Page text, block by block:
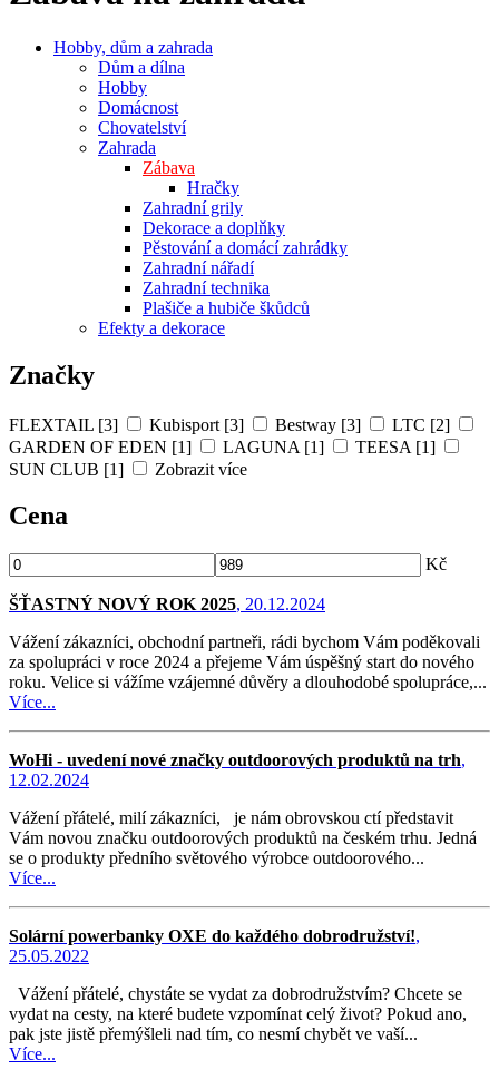
Hobby, dům a zahrada
Dům a dílna
Hobby
Domácnost
Chovatelství
Zahrada
Zábava
Hračky
Zahradní grily
Dekorace a doplňky
Pěstování a domácí zahrádky
Zahradní nářadí
Zahradní technika
Plašiče a hubiče škůdců
Efekty a dekorace
Značky
FLEXTAIL [3] Kubisport [3] Bestway [3]
LTC [2]
GARDEN OF EDEN [1]
LAGUNA [1]
TEESA [1]
SUN CLUB [1]
Zobrazit více
Cena
Kč
ŠŤASTNÝ NOVÝ ROK 2025, 20.12.2024
Vážení zákazníci, obchodní partneři, rádi bychom Vám poděkovali
za spolupráci v roce 2024 a přejeme Vám úspěšný start do nového
roku. Velice si vážíme vzájemné důvěry a dlouhodobé spolupráce,...
Více...
WoHi - uvedení nové značky outdoorových produktů na trh,
12.02.2024
Vážení přátelé, milí zákazníci, je nám obrovskou ctí představit
Vám novou značku outdoorových produktů na českém trhu. Jedná
se o produkty předního světového výrobce outdoorového...
Více...
Solární powerbanky OXE do každého dobrodružství!,
25.05.2022
Vážení přátelé, chystáte se vydat za dobrodružstvím? Chcete se
vydat na cesty, na které budete vzpomínat celý život? Pokud ano,
pak jste jistě přemýšleli nad tím, co nesmí chybět ve vaší...
Více...